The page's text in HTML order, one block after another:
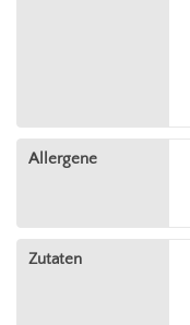
Allergene
Zutaten